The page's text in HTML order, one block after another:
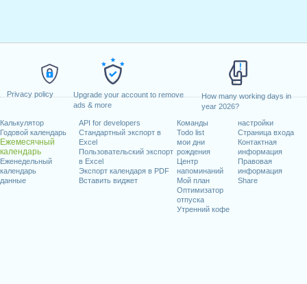
Privacy policy
Upgrade your account to remove
ads & more
How many working days in
year 2026?
Калькулятор
Годовой календарь
Ежемесячный
календарь
Еженедельный
календарь
данные
API for developers
Стандартный экспорт в
Excel
Пользовательский экспорт
в Excel
Экспорт календаря в PDF
Вставить виджет
Команды
Todo list
мои дни
рождения
Центр
напоминаний
Мой план
Оптимизатор
отпуска
Утренний кофе
настройки
Страница входа
Контактная
информация
Правовая
информация
Share